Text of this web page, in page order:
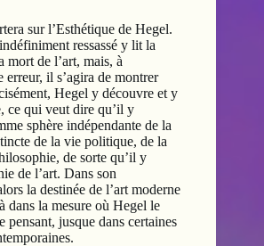
sur l’Esthétique de Hegel.
ressassé y lit la
mort de l’art, mais, à
erreur, il s’agira de montrer
Hegel y découvre et y
ce qui veut dire qu’il y
sphère indépendante de la
de la vie politique, de la
de sorte qu’il y
de l’art. Dans son
la destinée de l’art moderne
dans la mesure où Hegel le
pensant, jusque dans certaines